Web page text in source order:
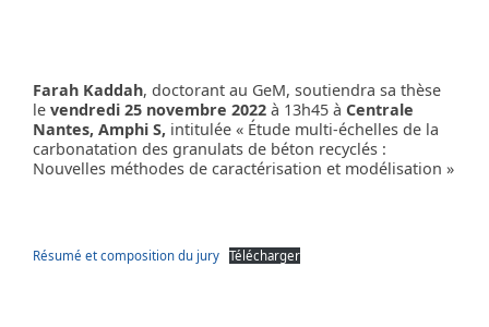
Farah Kaddah, doctorant au GeM, soutiendra sa thèse
le vendredi 25 novembre 2022 à 13h45 à Centrale
Nantes, Amphi S, intitulée « Étude multi-échelles de la
carbonatation des granulats de béton recyclés :
Nouvelles méthodes de caractérisation et modélisation »
Résumé et composition du jury Télécharger